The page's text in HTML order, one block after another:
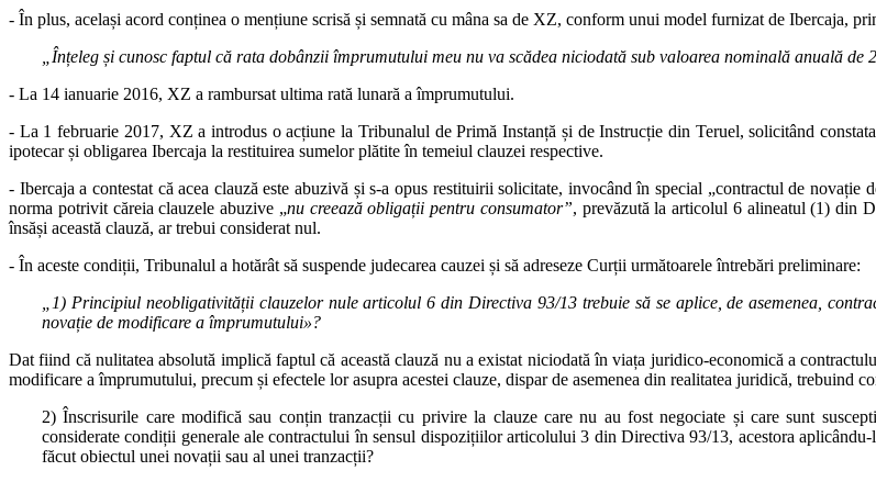
- În plus, același acord conținea o mențiune scrisă și semnată cu mâna sa de XZ, conform unui model furnizat de Ibercaja,
„Înțeleg și cunosc faptul că rata dobânzii împrumutului meu nu va scădea niciodată sub valoarea nominală anuală de
- La 14 ianuarie 2016, XZ a rambursat ultima rată lunară a împrumutului.
- La 1 februarie 2017, XZ a introdus o acțiune la Tribunalul de Primă Instanță și de Instrucție din Teruel, solicitând
ipotecar și obligarea Ibercaja la restituirea sumelor plătite în temeiul clauzei respective.
- Ibercaja a contestat că acea clauză este abuzivă și s‑a opus restituirii solicitate, invocând în special „contractul de
norma potrivit căreia clauzele abuzive „nu creează obligații pentru consumator”, prevăzută la articolul 6 alineatul (1) din
însăși această clauză, ar trebui considerat nul.
- În aceste condiții, Tribunalul a hotărât să suspende judecarea cauzei și să adreseze Curții următoarele întrebări preliminare:
„1) Principiul neobligativității clauzelor nule articolul 6 din Directiva 93/13 trebuie să se aplice, de asemenea,
novație de modificare a împrumutului»?
Dat fiind că nulitatea absolută implică faptul că această clauză nu a existat niciodată în viața juridico‑economică a
modificare a împrumutului, precum și efectele lor asupra acestei clauze, dispar de asemenea din realitatea juridică, trebuind
2) Înscrisurile care modifică sau conțin tranzacții cu privire la clauze care nu au fost negociate și care sunt
considerate condiții generale ale contractului în sensul dispozițiilor articolului 3 din Directiva 93/13, acestora
făcut obiectul unei novații sau al unei tranzacții?